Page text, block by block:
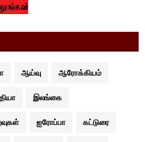
ஆய்வு ஆரோக்கியம்
இலங்கை
ஐரோப்பா கட்டுரை